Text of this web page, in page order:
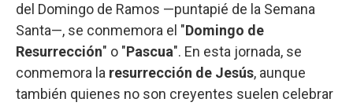
del Domingo de Ramos —puntapié de la Semana
Santa—, se conmemora el "Domingo de
Resurrección" o "Pascua". En esta jornada, se
conmemora la resurrección de Jesús, aunque
también quienes no son creyentes suelen celebrar